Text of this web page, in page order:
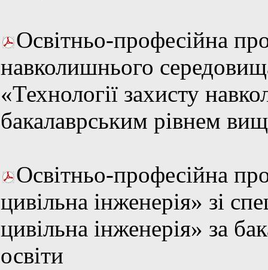
Освітньо-професійна
навколишнього
«Технології захисту
бакалаврським рівнем
Освітньо-професійна
цивільна інженерія» зі
цивільна інженерія» за
освіти